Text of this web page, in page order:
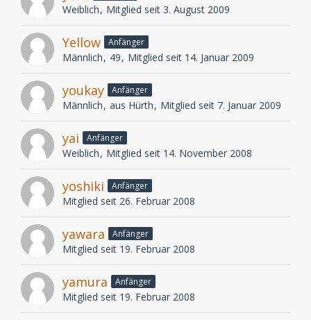
Weiblich Mitglied seit 3. August 2009
Yellow Anfänger
Männlich 49 Mitglied seit 14. Januar 2009
youkay Anfänger
Männlich aus Hürth Mitglied seit 7. Januar 2009
yai Anfänger
Weiblich Mitglied seit 14. November 2008
yoshiki Anfänger
Mitglied seit 26. Februar 2008
yawara Anfänger
Mitglied seit 19. Februar 2008
yamura Anfänger
Mitglied seit 19. Februar 2008